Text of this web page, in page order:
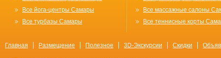
Все йога-центры Самары
Все турбазы Самары
Все массажные салоны
Все теннисные корты
Главная Размещение Полезное 3D-Экскурсии Скидки